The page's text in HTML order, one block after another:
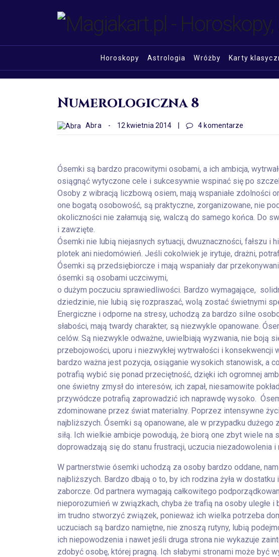
Horoskopy Astrologia Wróżby Karty
Numerologiczna 8
Abra - 12 kwietnia 2014 4 komentarze
Ósemki są bardzo pracowitymi osobami, a ich ambicja,
osiągnąć wytyczone cele i sukcesywnie wspinać się po
Osoby z wibracją liczbową osiem, mają wspaniałe zdolności
one bogatą osobowość, są praktyczne, zorganizowane, nie
okoliczności nie załamują się, walczą do samego końca. Do
i zawzięte.
Ósemki nie lubią niejasnych sytuacji, dwuznaczności, fałszu i
plotek ani niedomówień. Jeśli cokolwiek je irytuje, drażni,
Ósemki są przedsiębiorcze i mają wspaniały dar
ósemki są osobami uczciwymi,
o dużym poczuciu sprawiedliwości. Bardzo wymagające,
dziedzinie, nie lubią się rozpraszać, wolą zostać świetnymi
Energiczne i odporne na stresy, uchodzą za bardzo silne
słabości, mają twardy charakter, są niezwykle opanowane.
celów. Są niezwykle odważne, uwielbiają wyzwania, nie boją
przebojowości, uporu i niezwykłej wytrwałości i konsekwencji
bardzo ważna jest pozycja, osiąganie wysokich stanowisk, a
potrafią wybić się ponad przeciętność, dzięki ich ogromnej
one świetny zmysł do interesów, ich zapał, niesamowite
przywódcze potrafią zaprowadzić ich naprawdę wysoko.
zdominowane przez świat materialny. Poprzez intensywne
najbliższych. Ósemki są opanowane, ale w przypadku
siłą. Ich wielkie ambicje powodują, że biorą one zbyt wiele na
doprowadzają się do stanu frustracji, uczucia niezadowolenia i
W partnerstwie ósemki uchodzą za osoby bardzo oddane,
najbliższych. Bardzo dbają o to, by ich rodzina żyła w
zaborcze. Od partnera wymagają całkowitego
nieporozumień w związkach, chyba że trafią na osoby uległe
im trudno stworzyć związek, ponieważ ich wielka potrzeba
uczuciach są bardzo namiętne, nie znoszą rutyny, lubią
ich niepowodzenia i nawet jeśli druga strona nie wykazuje
zdobyć osobę, której pragną. Ich słabymi stronami może być